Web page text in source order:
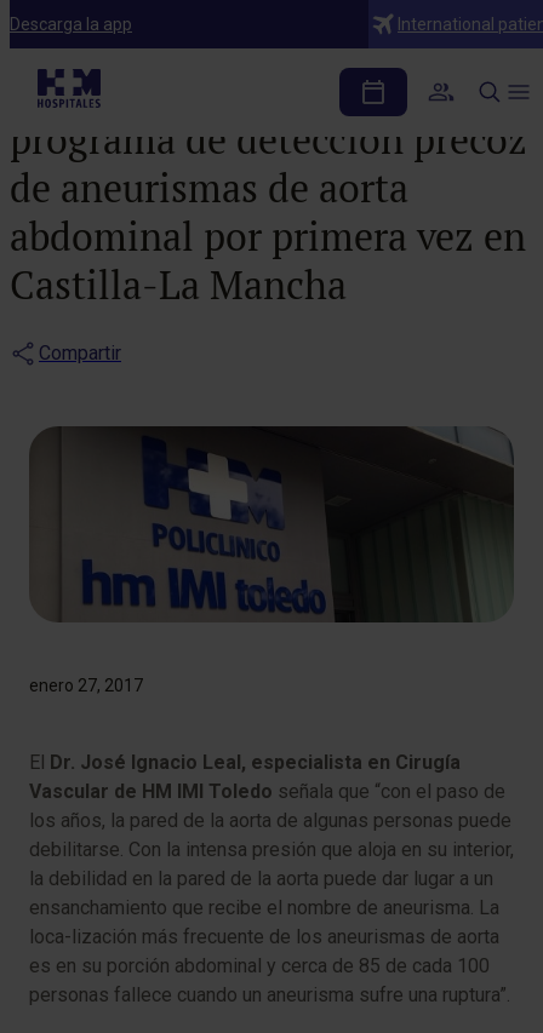
Descarga la app International
Noticias
HM IMI Toledo ofrece un
programa de detección precoz
de aneurismas de aorta
abdominal por primera vez en
Castilla-La Mancha
Compartir
enero 27, 2017
​El Dr. José Ignacio Leal, especialista en Cirugía
Vascular de HM IMI Toledo señala que “con el paso de
los años, la pared de la aorta de algunas personas puede
debilitarse. Con la intensa presión que aloja en su interior,
la debilidad en la pared de la aorta puede dar lugar a un
ensanchamiento que recibe el nombre de aneurisma. La
loca-lización más frecuente de los aneurismas de aorta
es en su porción abdominal y cerca de 85 de cada 100
personas fallece cuando un aneurisma sufre una ruptura”.